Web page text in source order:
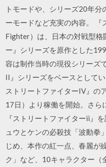
トモードや、シリーズ20年分
ーモードなど充実の内容。
Fighter）は、日本の対戦型格
ー』シリーズを原作とした
容は制作当時の現役シリーズ
II』シリーズをベースとして
ストリートファイターIV』の
17日）より稼働を開始。さら
『ストリートファイターii』
ュウとケンの必殺技「波動拳
じめ、本作の紅一点、春麗が
ク」など、10キャラクター（